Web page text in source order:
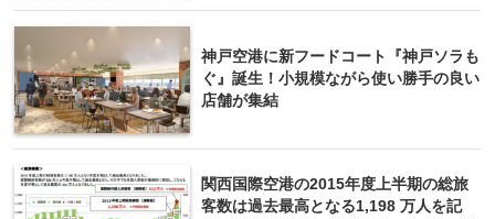
神戸空港に新フードコート『神戸ソラも
ぐ』誕生！小規模ながら使い勝手の良い
店舗が集結
関西国際空港の2015年度上半期の総旅
客数は過去最高となる1,198 万人を記